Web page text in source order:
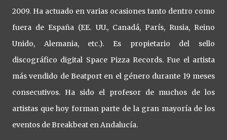
2009. Ha actuado en varias ocasiones tanto dentro como
fuera de España (EE. UU., Canadá, París, Rusia, Reino
Unido, Alemania, etc.). Es propietario del sello
discográfico digital Space Pizza Records. Fue el artista
más vendido de Beatport en el género durante 19 meses
consecutivos. Ha sido el profesor de muchos de los
artistas que hoy forman parte de la gran mayoría de los
eventos de Breakbeat en Andalucía.